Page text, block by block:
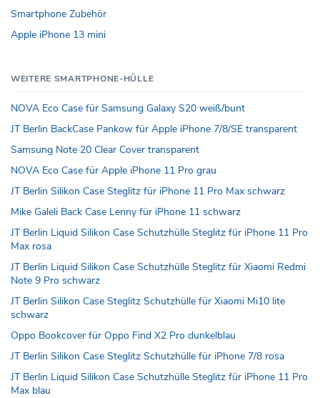
Smartphone Zubehör
Apple iPhone 13 mini
WEITERE SMARTPHONE-HÜLLE
NOVA Eco Case für Samsung Galaxy S20 weiß/bunt
JT Berlin BackCase Pankow für Apple iPhone 7/8/SE transparent
Samsung Note 20 Clear Cover transparent
NOVA Eco Case für Apple iPhone 11 Pro grau
JT Berlin Silikon Case Steglitz für iPhone 11 Pro Max schwarz
Mike Galeli Back Case Lenny für iPhone 11 schwarz
JT Berlin Liquid Silikon Case Schutzhülle Steglitz für iPhone 11 Pro
Max rosa
JT Berlin Liquid Silikon Case Schutzhülle Steglitz für Xiaomi Redmi
Note 9 Pro schwarz
JT Berlin Silikon Case Steglitz Schutzhülle für Xiaomi Mi10 lite
schwarz
Oppo Bookcover für Oppo Find X2 Pro dunkelblau
JT Berlin Silikon Case Steglitz Schutzhülle für iPhone 7/8 rosa
JT Berlin Liquid Silikon Case Schutzhülle Steglitz für iPhone 11 Pro
Max blau